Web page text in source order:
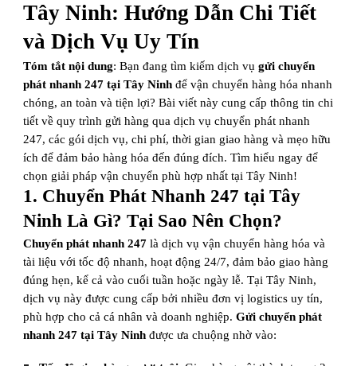
Tây Ninh: Hướng Dẫn Chi Tiết
và Dịch Vụ Uy Tín
Tóm tắt nội dung: Bạn đang tìm kiếm dịch vụgửi chuyển
phát nhanh 247 tại Tây Ninh để vận chuyển hàng hóa nhanh
chóng, an toàn và tiện lợi? Bài viết này cung cấp thông tin chi
tiết về quy trình gửi hàng qua dịch vụ chuyển phát nhanh
247, các gói dịch vụ, chi phí, thời gian giao hàng và mẹo hữu
ích để đảm bảo hàng hóa đến đúng đích. Tìm hiểu ngay để
chọn giải pháp vận chuyển phù hợp nhất tại Tây Ninh!
1. Chuyển Phát Nhanh 247 tại Tây
Ninh Là Gì? Tại Sao Nên Chọn?
Chuyển phát nhanh 247 là dịch vụ vận chuyển hàng hóa và
tài liệu với tốc độ nhanh, hoạt động 24/7, đảm bảo giao hàng
đúng hẹn, kể cả vào cuối tuần hoặc ngày lễ. Tại Tây Ninh,
dịch vụ này được cung cấp bởi nhiều đơn vị logistics uy tín,
phù hợp cho cả cá nhân và doanh nghiệp.Gửi chuyển phát
nhanh 247 tại Tây Ninh được ưa chuộng nhờ vào: